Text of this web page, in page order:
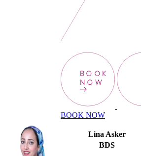
BOOK
NOW
BOOK NOW
Lina Asker
BDS